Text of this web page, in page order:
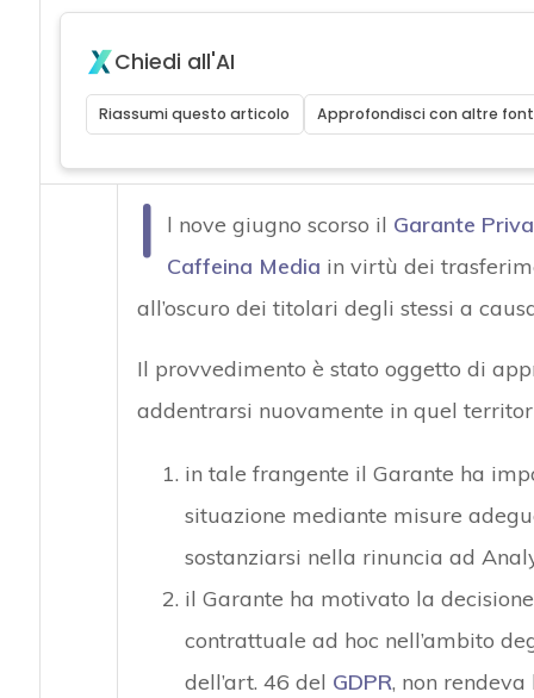
Chiedi all'AI
Riassumi questo articolo Approfondisci con altre
I l nove giugno scorso il Garante
Caffeina Media in virtù dei
all’oscuro dei titolari degli stessi a
Il provvedimento è stato oggetto di
addentrarsi nuovamente in quel
in tale frangente il Garante ha
situazione mediante misure
sostanziarsi nella rinuncia ad
il Garante ha motivato la
contrattuale ad hoc nell’ambito
dell’art. 46 del GDPR, non